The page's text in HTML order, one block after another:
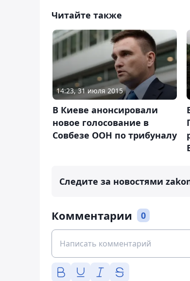
Читайте также
14:23, 31 июля 2015
В Киеве анонсировали
новое голосование в
Совбезе ООН по трибуналу
Следите за новостями
Комментарии 0